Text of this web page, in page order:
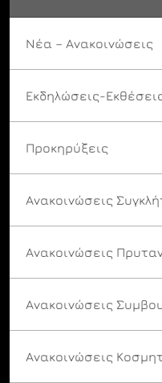
Νέα – Ανακοινώσεις
Εκδηλώσεις-
Προκηρύξεις
Ανακοινώσεις
Ανακοινώσεις
Ανακοινώσεις
Ανακοινώσεις